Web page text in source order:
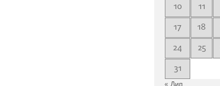
10
11
17
18
24
25
31